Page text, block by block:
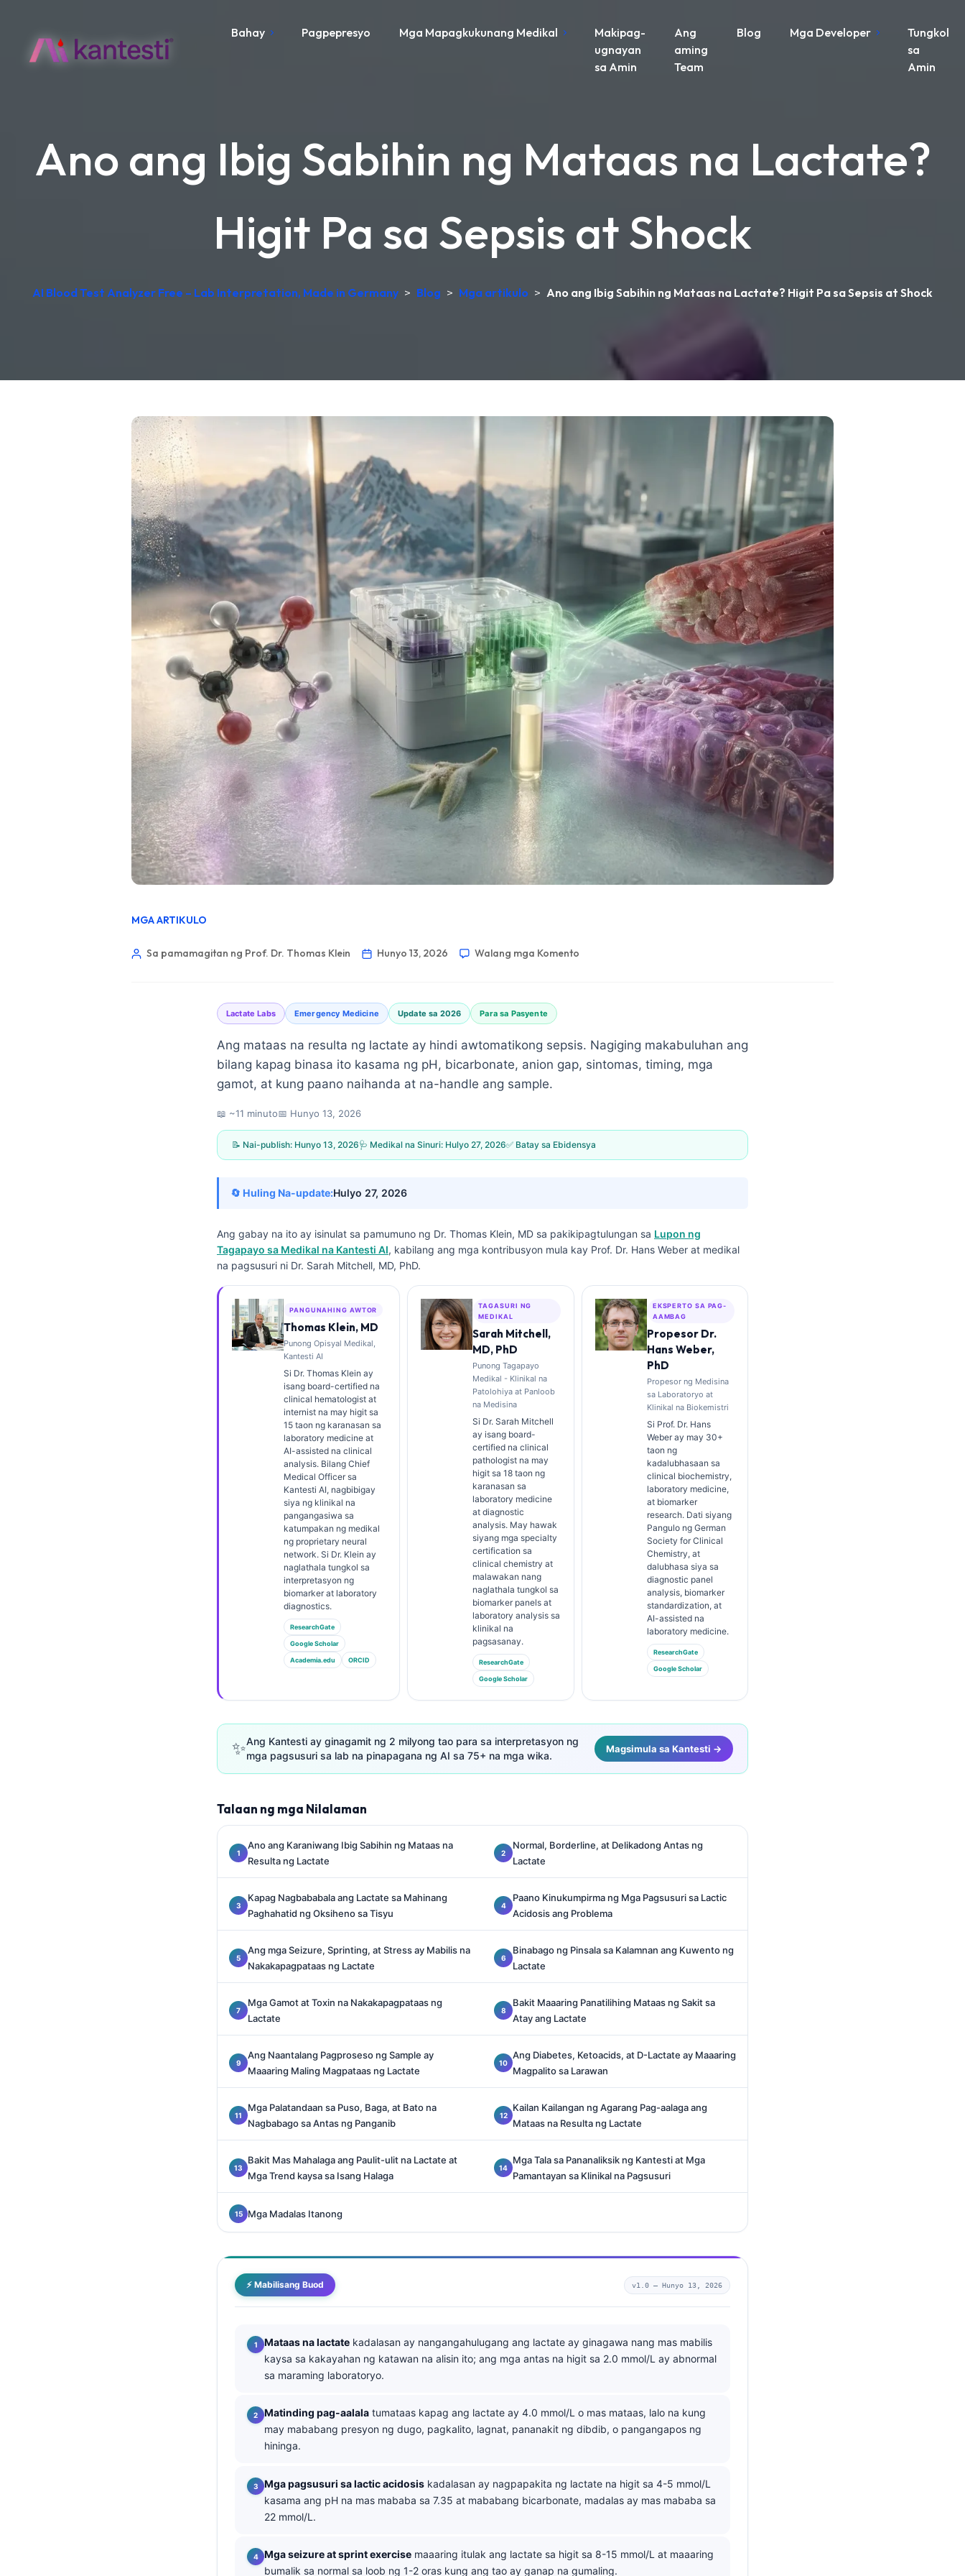
Bahay Pagpepresyo Mga Mapagkukunang Medikal
Makipag-
ugnayan
sa Amin
Ang
aming
Team
Blog Mga Developer
Tungkol
sa
Amin
Ano ang Ibig Sabihin ng Mataas na Lactate?
Higit Pa sa Sepsis at Shock
AI Blood Test Analyzer Free – Lab Interpretation, Made in Germany > Blog > Mga artikulo > Ano ang Ibig Sabihin ng Mataas na Lactate? Higit Pa sa Sepsis at Shock
MGA ARTIKULO
Sa pamamagitan ng Prof. Dr. Thomas Klein Hunyo 13, 2026 Walang mga Komento
Lactate Labs Emergency Medicine Update sa 2026 Para sa Pasyente
Ang mataas na resulta ng lactate ay hindi awtomatikong sepsis. Nagiging makabuluhan ang
bilang kapag binasa ito kasama ng pH, bicarbonate, anion gap, sintomas, timing, mga
gamot, at kung paano naihanda at na-handle ang sample.
📖 ~11 minuto📅 Hunyo 13, 2026
📝 Nai-publish: Hunyo 13, 2026🩺 Medikal na Sinuri: Hulyo 27, 2026✅ Batay sa Ebidensya
🔄 Huling Na-update:Hulyo 27, 2026
Ang gabay na ito ay isinulat sa pamumuno ng Dr. Thomas Klein, MD sa pakikipagtulungan sa Lupon ng
Tagapayo sa Medikal na Kantesti AI, kabilang ang mga kontribusyon mula kay Prof. Dr. Hans Weber at medikal
na pagsusuri ni Dr. Sarah Mitchell, MD, PhD.
PANGUNAHING AWTOR
Thomas Klein, MD
Punong Opisyal Medikal,
Kantesti AI
Si Dr. Thomas Klein ay
isang board-certified na
clinical hematologist at
internist na may higit sa
15 taon ng karanasan sa
laboratory medicine at
AI-assisted na clinical
analysis. Bilang Chief
Medical Officer sa
Kantesti AI, nagbibigay
siya ng klinikal na
pangangasiwa sa
katumpakan ng medikal
ng proprietary neural
network. Si Dr. Klein ay
naglathala tungkol sa
interpretasyon ng
biomarker at laboratory
diagnostics.
ResearchGate
Google Scholar
Academia.edu ORCID
TAGASURI NG
MEDIKAL
Sarah Mitchell,
MD, PhD
Punong Tagapayo
Medikal - Klinikal na
Patolohiya at Panloob
na Medisina
Si Dr. Sarah Mitchell
ay isang board-
certified na clinical
pathologist na may
higit sa 18 taon ng
karanasan sa
laboratory medicine
at diagnostic
analysis. May hawak
siyang mga specialty
certification sa
clinical chemistry at
malawakan nang
naglathala tungkol sa
biomarker panels at
laboratory analysis sa
klinikal na
pagsasanay.
ResearchGate
Google Scholar
EKSPERTO SA PAG-
AAMBAG
Propesor Dr.
Hans Weber,
PhD
Propesor ng Medisina
sa Laboratoryo at
Klinikal na Biokemistri
Si Prof. Dr. Hans
Weber ay may 30+
taon ng
kadalubhasaan sa
clinical biochemistry,
laboratory medicine,
at biomarker
research. Dati siyang
Pangulo ng German
Society for Clinical
Chemistry, at
dalubhasa siya sa
diagnostic panel
analysis, biomarker
standardization, at
AI-assisted na
laboratory medicine.
ResearchGate
Google Scholar
✨Ang Kantesti ay ginagamit ng 2 milyong tao para sa interpretasyon ng
mga pagsusuri sa lab na pinapagana ng AI sa 75+ na mga wika.
Magsimula sa Kantesti →
Talaan ng mga Nilalaman
Ano ang Karaniwang Ibig Sabihin ng Mataas na
Resulta ng Lactate
Normal, Borderline, at Delikadong Antas ng
Lactate
Kapag Nagbababala ang Lactate sa Mahinang
Paghahatid ng Oksiheno sa Tisyu
Paano Kinukumpirma ng Mga Pagsusuri sa Lactic
Acidosis ang Problema
Ang mga Seizure, Sprinting, at Stress ay Mabilis na
Nakakapagpataas ng Lactate
Binabago ng Pinsala sa Kalamnan ang Kuwento ng
Lactate
Mga Gamot at Toxin na Nakakapagpataas ng
Lactate
Bakit Maaaring Panatilihing Mataas ng Sakit sa
Atay ang Lactate
Ang Naantalang Pagproseso ng Sample ay
Maaaring Maling Magpataas ng Lactate
Ang Diabetes, Ketoacids, at D-Lactate ay Maaaring
Magpalito sa Larawan
Mga Palatandaan sa Puso, Baga, at Bato na
Nagbabago sa Antas ng Panganib
Kailan Kailangan ng Agarang Pag-aalaga ang
Mataas na Resulta ng Lactate
Bakit Mas Mahalaga ang Paulit-ulit na Lactate at
Mga Trend kaysa sa Isang Halaga
Mga Tala sa Pananaliksik ng Kantesti at Mga
Pamantayan sa Klinikal na Pagsusuri
Mga Madalas Itanong
⚡ Mabilisang Buod v1.0 — Hunyo 13, 2026
Mataas na lactate kadalasan ay nangangahulugang ang lactate ay ginagawa nang mas mabilis
kaysa sa kakayahan ng katawan na alisin ito; ang mga antas na higit sa 2.0 mmol/L ay abnormal
sa maraming laboratoryo.
Matinding pag-aalala tumataas kapag ang lactate ay 4.0 mmol/L o mas mataas, lalo na kung
may mababang presyon ng dugo, pagkalito, lagnat, pananakit ng dibdib, o pangangapos ng
hininga.
Mga pagsusuri sa lactic acidosis kadalasan ay nagpapakita ng lactate na higit sa 4-5 mmol/L
kasama ang pH na mas mababa sa 7.35 at mababang bicarbonate, madalas ay mas mababa sa
22 mmol/L.
Mga seizure at sprint exercise maaaring itulak ang lactate sa higit sa 8-15 mmol/L at maaaring
bumalik sa normal sa loob ng 1-2 oras kung ang tao ay ganap na gumaling.